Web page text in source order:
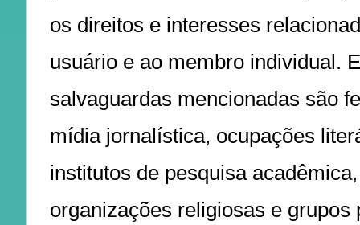
os direitos e interesses
usuário e ao membro individual.
salvaguardas mencionadas são
mídia jornalística, ocupações
institutos de pesquisa acadêmica,
organizações religiosas e grupos